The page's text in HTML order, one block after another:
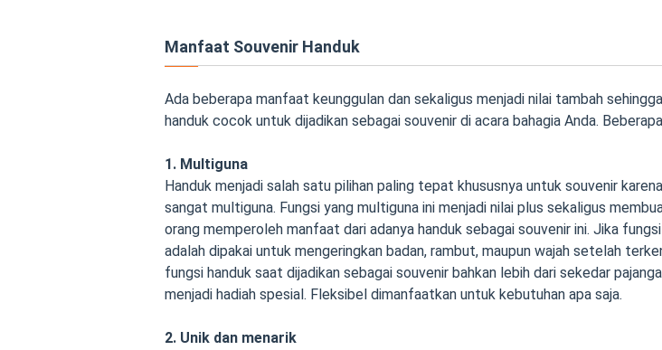
Manfaat Souvenir Handuk
Ada beberapa manfaat keunggulan dan sekaligus menjadi nilai tambah
handuk cocok untuk dijadikan sebagai souvenir di acara bahagia Anda.
1. Multiguna
Handuk menjadi salah satu pilihan paling tepat khususnya untuk souvenir
sangat multiguna. Fungsi yang multiguna ini menjadi nilai plus sekaligus
orang memperoleh manfaat dari adanya handuk sebagai souvenir ini. Jika
adalah dipakai untuk mengeringkan badan, rambut, maupun wajah setelah
fungsi handuk saat dijadikan sebagai souvenir bahkan lebih dari sekedar
menjadi hadiah spesial. Fleksibel dimanfaatkan untuk kebutuhan apa saja.
2. Unik dan menarik